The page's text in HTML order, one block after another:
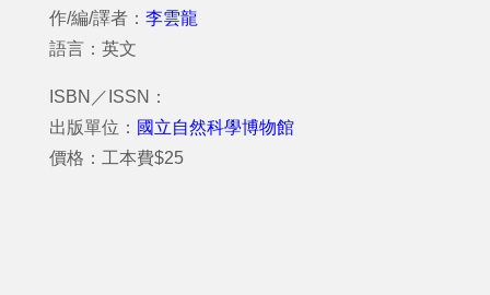
作/編/譯者： 李雲龍
語言：英文
ISBN／ISSN：
出版單位： 國立自然科學博物館
價格：工本費$25